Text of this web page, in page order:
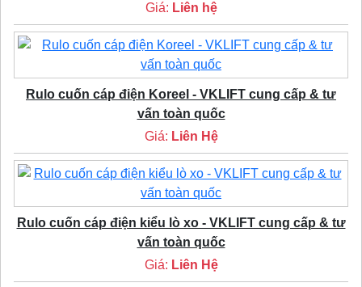
Giá: Liên hệ
Rulo cuốn cáp điện Koreel - VKLIFT cung cấp & tư
vấn toàn quốc
Giá: Liên Hệ
Rulo cuốn cáp điện kiểu lò xo - VKLIFT cung cấp & tư
vấn toàn quốc
Giá: Liên Hệ